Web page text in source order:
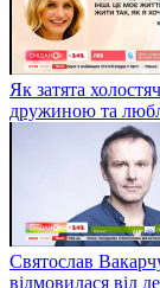
Як затята
дружиною та
Святослав
відмовилася від